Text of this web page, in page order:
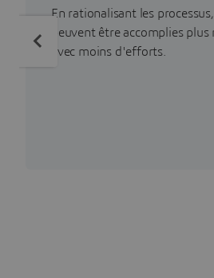
En rationalisant les
peuvent être accomplies
avec moins d'efforts.